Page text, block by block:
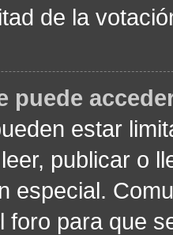
de la
puede
estar
publicar o
especial.
foro para que